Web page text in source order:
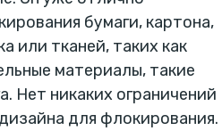
бумаги, картона,
или тканей, таких как
материалы, такие
Нет никаких ограничений
для флокирования.